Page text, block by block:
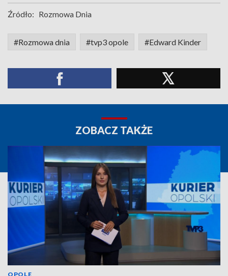
Źródło: Rozmowa Dnia
#Rozmowa dnia #tvp3 opole #Edward Kinder
ZOBACZ TAKŻE
OPOLE